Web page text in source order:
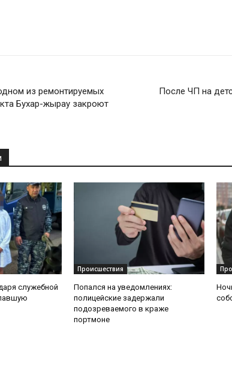
из ремонтируемых
Бухар-жырау закроют
После ЧП на
служебной
Происшествия
Попался на уведомлениях:
полицейские задержали
подозреваемого в краже
портмоне